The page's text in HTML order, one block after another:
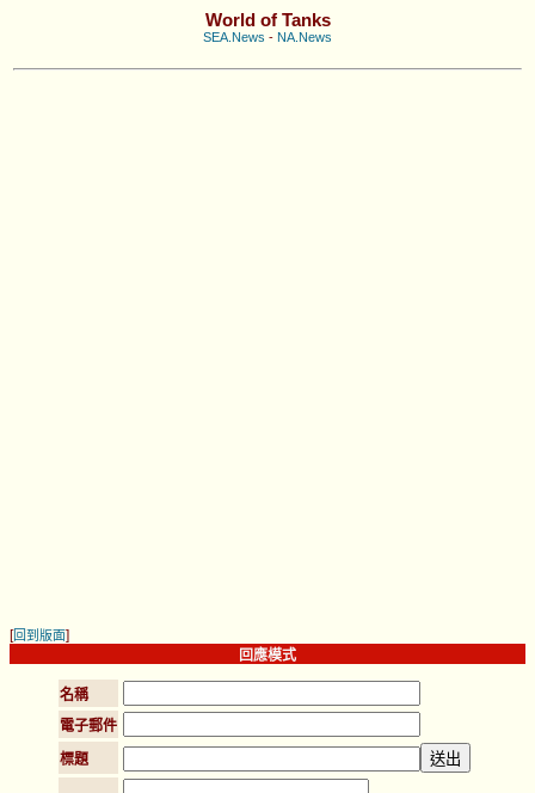
World of Tanks
SEA.News - NA.News
[回到版面]
回應模式
名稱
電子郵件
標題